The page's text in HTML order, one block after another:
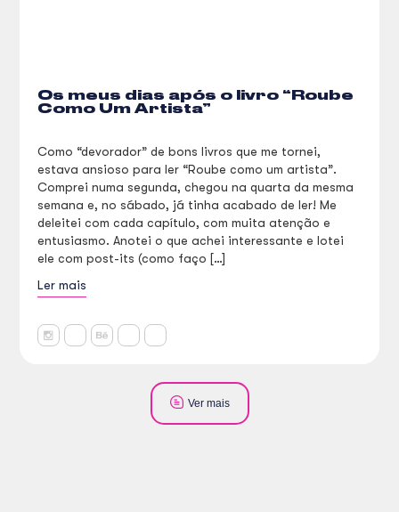
Os meus dias após o livro “Roube
Como Um Artista”
Como “devorador” de bons livros que me tornei,
estava ansioso para ler “Roube como um artista”.
Comprei numa segunda, chegou na quarta da mesma
semana e, no sábado, já tinha acabado de ler! Me
deleitei com cada capítulo, com muita atenção e
entusiasmo. Anotei o que achei interessante e lotei
ele com post-its (como faço […]
Ler mais
Ver mais